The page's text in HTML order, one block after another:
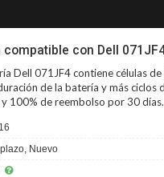
con Dell
Dell 071JF4contiene células
de la batería y más ciclos
100% de reembolso por 30 días.
Nuevo